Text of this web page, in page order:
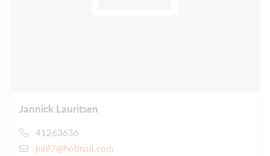
Jannick Lauritsen
41263636
jnl87@hotmail.com